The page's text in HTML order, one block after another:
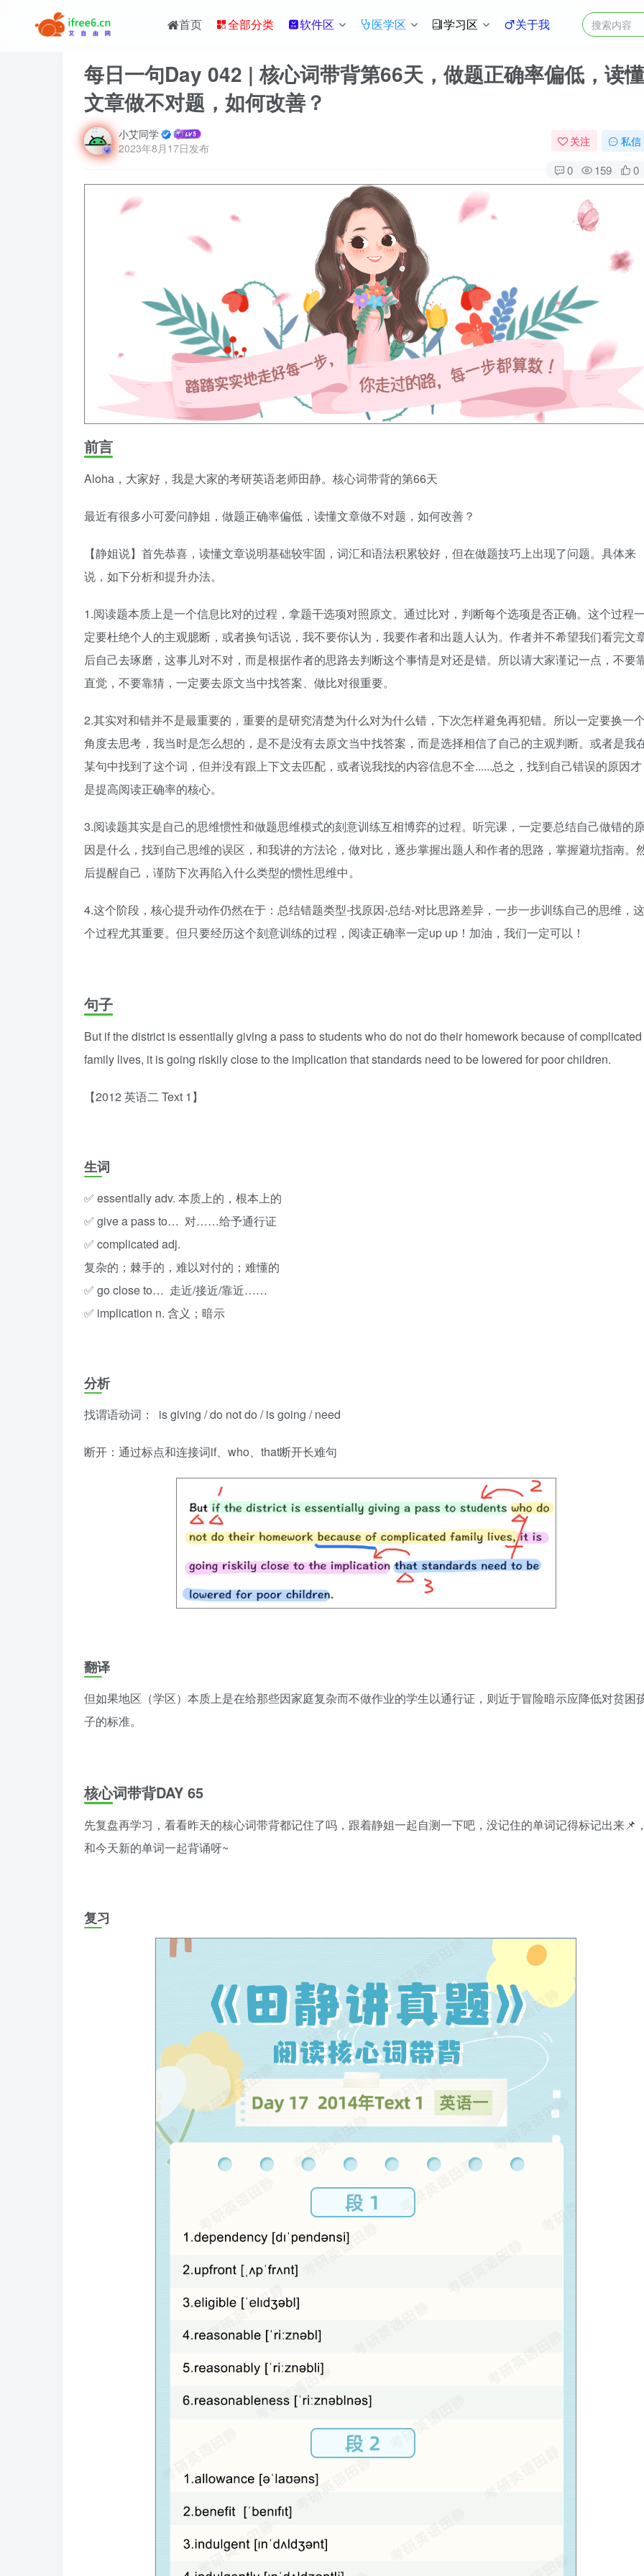
首页 全部分类 软件区 医学区 学习区 关于我
每日一句Day 042 | 核心词带背第66天，做题正确率偏低，读懂
文章做不对题，如何改善？
小艾同学
2023年8月17日发布
关注 私信
0 159 0
前言
Aloha，大家好，我是大家的考研英语老师田静。核心词带背的第66天
最近有很多小可爱问静姐，做题正确率偏低，读懂文章做不对题，如何改善？
【静姐说】首先恭喜，读懂文章说明基础较牢固，词汇和语法积累较好，但在做题技巧上出现了问题。具体来
说，如下分析和提升办法。
1.阅读题本质上是一个信息比对的过程，拿题干选项对照原文。通过比对，判断每个选项是否正确。这个过程
定要杜绝个人的主观臆断，或者换句话说，我不要你认为，我要作者和出题人认为。作者并不希望我们看完文
后自己去琢磨，这事儿对不对，而是根据作者的思路去判断这个事情是对还是错。所以请大家谨记一点，不要
直觉，不要靠猜，一定要去原文当中找答案、做比对很重要。
2.其实对和错并不是最重要的，重要的是研究清楚为什么对为什么错，下次怎样避免再犯错。所以一定要换一
角度去思考，我当时是怎么想的，是不是没有去原文当中找答案，而是选择相信了自己的主观判断。或者是我
某句中找到了这个词，但并没有跟上下文去匹配，或者说我找的内容信息不全......总之，找到自己错误的原因才
是提高阅读正确率的核心。
3.阅读题其实是自己的思维惯性和做题思维模式的刻意训练互相博弈的过程。听完课，一定要总结自己做错的
因是什么，找到自己思维的误区，和我讲的方法论，做对比，逐步掌握出题人和作者的思路，掌握避坑指南。
后提醒自己，谨防下次再陷入什么类型的惯性思维中。
4.这个阶段，核心提升动作仍然在于：总结错题类型-找原因-总结-对比思路差异，一步一步训练自己的思维，这
个过程尤其重要。但只要经历这个刻意训练的过程，阅读正确率一定up up！加油，我们一定可以！
句子
But if the district is essentially giving a pass to students who do not do their homework because of complicated
family lives, it is going riskily close to the implication that standards need to be lowered for poor children.
【2012 英语二 Text 1】
生词
✅ essentially adv. 本质上的，根本上的
✅ give a pass to… 对……给予通行证
✅ complicated adj.
复杂的；棘手的，难以对付的；难懂的
✅ go close to… 走近/接近/靠近……
✅ implication n. 含义；暗示
分析
找谓语动词： is giving / do not do / is going / need
断开：通过标点和连接词if、who、that断开长难句
翻译
但如果地区（学区）本质上是在给那些因家庭复杂而不做作业的学生以通行证，则近于冒险暗示应降低对贫困
子的标准。
核心词带背DAY 65
先复盘再学习，看看昨天的核心词带背都记住了吗，跟着静姐一起自测一下吧，没记住的单词记得标记出来📌
和今天新的单词一起背诵呀~
复习